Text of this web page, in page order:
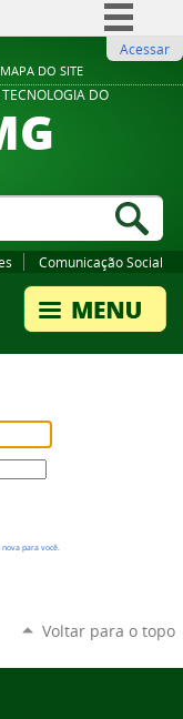
MAPA DO SITE
BR
Participe
Legislação
Acessar
DO
Comunicação Social
para você.
Voltar para o topo